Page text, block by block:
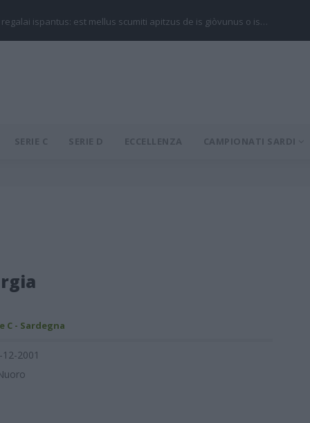
regalai ispantus: est mellus scumiti apitzus de is giòvunus o is…
SERIE C SERIE D ECCELLENZA CAMPIONATI SARDI
C - Sardegna
12-2001